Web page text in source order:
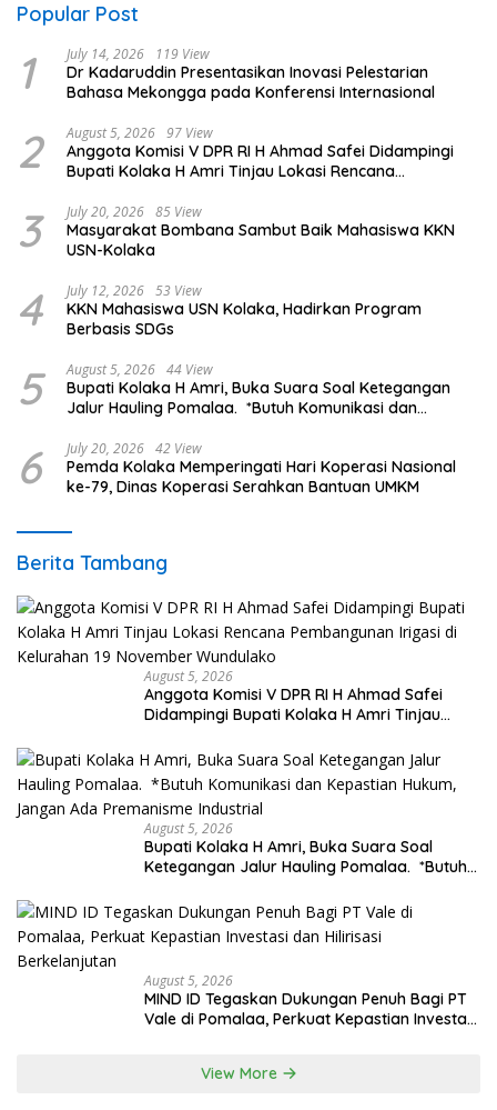
Popular Post
1 July 14, 2026 119 View
Dr Kadaruddin Presentasikan Inovasi Pelestarian
Bahasa Mekongga pada Konferensi Internasional
2 August 5, 2026 97 View
Anggota Komisi V DPR RI H Ahmad Safei Didampingi
Bupati Kolaka H Amri Tinjau Lokasi Rencana
Wundulako
3 July 20, 2026 85 View
Masyarakat Bombana Sambut Baik Mahasiswa KKN
USN-Kolaka
4 July 12, 2026 53 View
KKN Mahasiswa USN Kolaka, Hadirkan Program
Berbasis SDGs
5 August 5, 2026 44 View
Bupati Kolaka H Amri, Buka Suara Soal Ketegangan
Jalur Hauling Pomalaa. *Butuh Komunikasi dan
6 July 20, 2026 42 View
Pemda Kolaka Memperingati Hari Koperasi Nasional
ke-79, Dinas Koperasi Serahkan Bantuan UMKM
Berita Tambang
August 5, 2026
Anggota Komisi V DPR RI H Ahmad Safei
Didampingi Bupati Kolaka H Amri Tinjau
Kelurahan 19 November Wundulako
August 5, 2026
Bupati Kolaka H Amri, Buka Suara Soal
Ketegangan Jalur Hauling Pomalaa. *Butuh
Ada Premanisme Industrial
August 5, 2026
MIND ID Tegaskan Dukungan Penuh Bagi PT
Vale di Pomalaa, Perkuat Kepastian Investasi
View More